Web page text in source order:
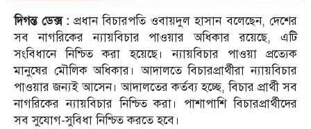
দিগন্ত ডেক্স : প্রধান বিচারপতি ওবায়দুল হাসান বলেছেন, দেশের
সব নাগরিকের ন্যায়বিচার পাওয়ার অধিকার রয়েছে, এটি
সংবিধানে নিশ্চিত করা হয়েছে। ন্যায়বিচার পাওয়া প্রত্যেক
মানুষের মৌলিক অধিকার। আদালতে বিচারপ্রার্থীরা ন্যায়বিচার
পাওয়ার জন্যই আসেন। আদালতের কর্তব্য হচ্ছে, বিচার প্রার্থী সব
নাগরিকের ন্যায়বিচার নিশ্চিত করা। পাশাপাশি বিচারপ্রার্থীদের
সব সুযোগ-সুবিধা নিশ্চিত করতে হবে।